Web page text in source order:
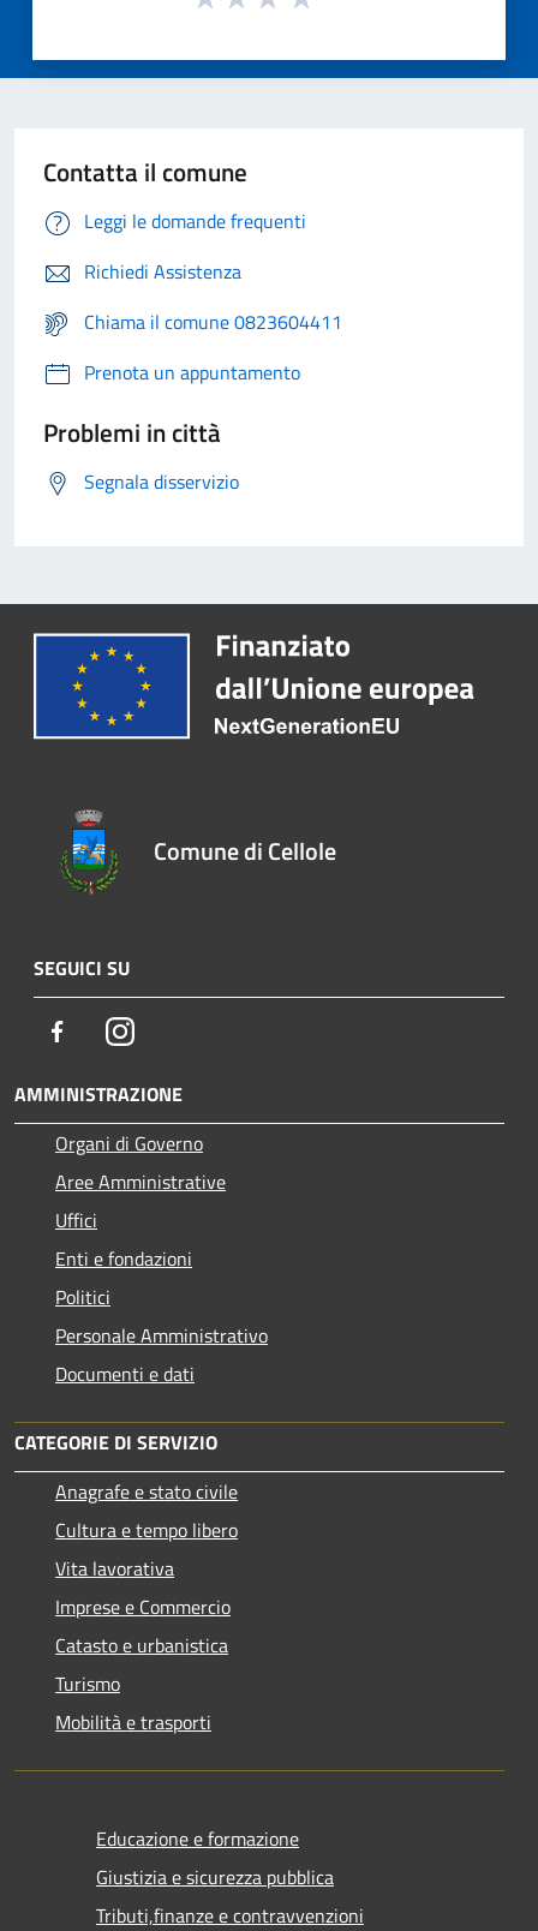
Contatta il comune
Leggi le domande frequenti
Richiedi Assistenza
Chiama il comune 0823604411
Prenota un appuntamento
Problemi in città
Segnala disservizio
Comune di Cellole
SEGUICI SU
FacebookInstagram
AMMINISTRAZIONE
Organi di Governo
Aree Amministrative
Uffici
Enti e fondazioni
Politici
Personale Amministrativo
Documenti e dati
CATEGORIE DI SERVIZIO
Anagrafe e stato civile
Cultura e tempo libero
Vita lavorativa
Imprese e Commercio
Catasto e urbanistica
Turismo
Mobilità e trasporti
Educazione e formazione
Giustizia e sicurezza pubblica
Tributi,finanze e contravvenzioni